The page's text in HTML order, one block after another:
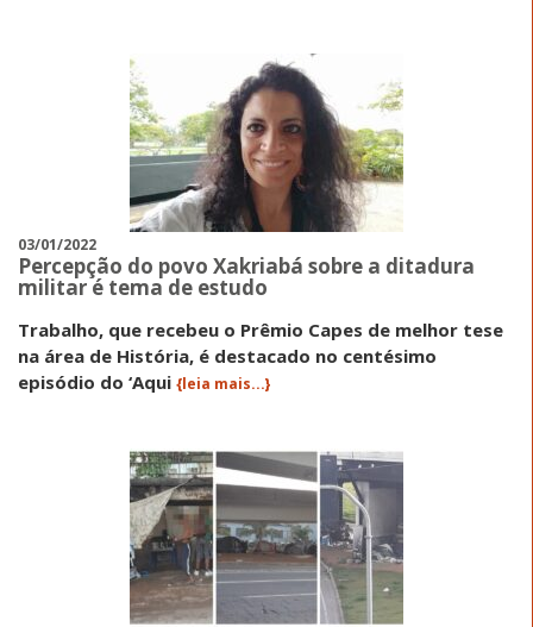
03/01/2022
Percepção do povo Xakriabá sobre a ditadura
militar é tema de estudo
Trabalho, que recebeu o Prêmio Capes de melhor tese
na área de História, é destacado no centésimo
episódio do ‘Aqui {leia mais...}